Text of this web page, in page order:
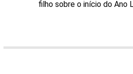
filho sobre o início do Ano